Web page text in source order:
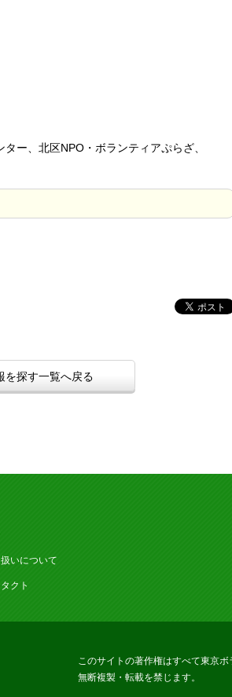
ー、北区NPO・ボランティアぷらざ、
を探す一覧へ戻る
いについて
クト
このサイトの著作権はすべて東京
無断複製・転載を禁じます。